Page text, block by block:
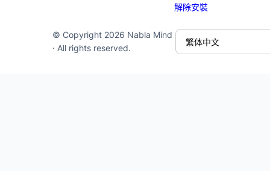
解除安裝
© Copyright 2026 Nabla Mind
· All rights reserved.